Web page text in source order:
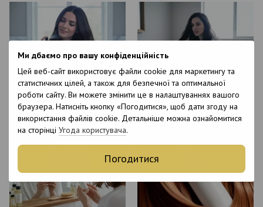
Ми дбаємо про вашу конфіденційність
Цей веб-сайт використовує файли cookie для маркетингу та
статистичних цілей, а також для безпечної та оптимальної
роботи сайту. Ви можете змінити це в налаштуваннях вашого
браузера. Натисніть кнопку «Погодитися», щоб дати згоду на
використання файлів cookie. Детальніше можна ознайомитися
на сторінці Угода користувача.
Погодитися
20 жовтня 2025
Топ найкращих спреїв для
волосся: професійний догляд і
домашні лайфхаки
13 жовтня 2025
Випадання волосся після
пологів: причини та лікування